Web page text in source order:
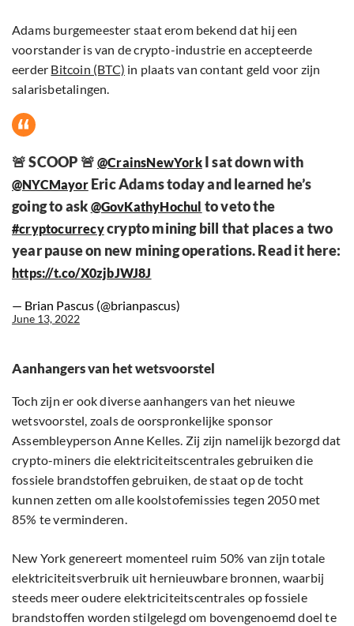
Adams burgemeester staat erom bekend dat hij een
voorstander is van de crypto-industrie en accepteerde
eerder Bitcoin (BTC) in plaats van contant geld voor zijn
salarisbetalingen.
🚨 SCOOP 🚨 @CrainsNewYorkI sat down with
@NYCMayorEric Adams today and learned he’s
going to ask @GovKathyHochul to veto the
#cryptocurrecycrypto mining bill that places a two
year pause on new mining operations. Read it here:
https://t.co/X0zjbJWJ8J
— Brian Pascus (@brianpascus)
June 13, 2022
Aanhangers van het wetsvoorstel
Toch zijn er ook diverse aanhangers van het nieuwe
wetsvoorstel, zoals de oorspronkelijke sponsor
Assembleyperson Anne Kelles. Zij zijn namelijk bezorgd dat
crypto-miners die elektriciteitscentrales gebruiken die
fossiele brandstoffen gebruiken, de staat op de tocht
kunnen zetten om alle koolstofemissies tegen 2050 met
85% te verminderen.
New York genereert momenteel ruim 50% van zijn totale
elektriciteitsverbruik uit hernieuwbare bronnen, waarbij
steeds meer oudere elektriciteitscentrales op fossiele
brandstoffen worden stilgelegd om bovengenoemd doel te